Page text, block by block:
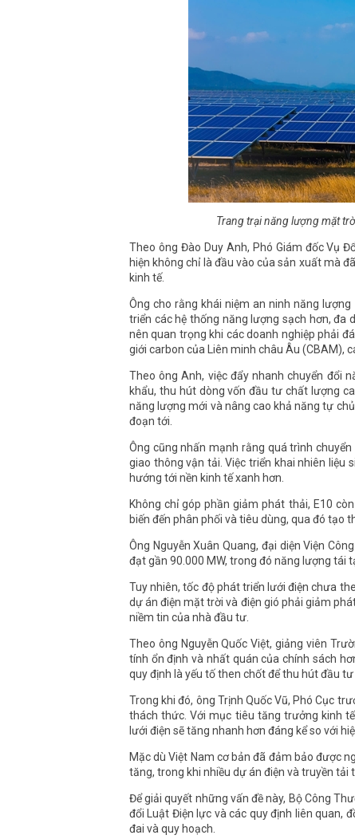
Trang trại năng lượng mặt
Theo ông Đào Duy Anh, Phó Giám đốc Vụ
hiện không chỉ là đầu vào của sản xuất mà
kinh tế.
Ông cho rằng khái niệm an ninh năng
triển các hệ thống năng lượng sạch hơn, đa
nên quan trọng khi các doanh nghiệp phải
giới carbon của Liên minh châu Âu (CBAM),
Theo ông Anh, việc đẩy nhanh chuyển đổi
khẩu, thu hút dòng vốn đầu tư chất lượng
năng lượng mới và nâng cao khả năng tự
đoạn tới.
Ông cũng nhấn mạnh rằng quá trình
giao thông vận tải. Việc triển khai nhiên
hướng tới nền kinh tế xanh hơn.
Không chỉ góp phần giảm phát thải, E10
biến đến phân phối và tiêu dùng, qua đó tạo
Ông Nguyễn Xuân Quang, đại diện Viện
đạt gần 90.000 MW, trong đó năng lượng tái
Tuy nhiên, tốc độ phát triển lưới điện chưa
dự án điện mặt trời và điện gió phải giảm
niềm tin của nhà đầu tư.
Theo ông Nguyễn Quốc Việt, giảng viên
tính ổn định và nhất quán của chính sách
quy định là yếu tố then chốt để thu hút đầu tư
Trong khi đó, ông Trịnh Quốc Vũ, Phó Cục
thách thức. Với mục tiêu tăng trưởng kinh
lưới điện sẽ tăng nhanh hơn đáng kể so với
Mặc dù Việt Nam cơ bản đã đảm bảo được
tăng, trong khi nhiều dự án điện và truyền tải
Để giải quyết những vấn đề này, Bộ Công
đổi Luật Điện lực và các quy định liên quan,
đai và quy hoạch.